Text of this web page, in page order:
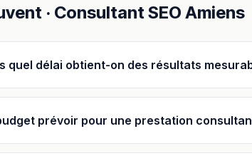
· Consultant SEO Amiens
quel délai obtient-on des résultats
prévoir pour une prestation